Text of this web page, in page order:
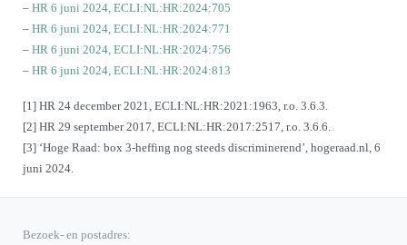
– HR 6 juni 2024, ECLI:NL:HR:2024:705
– HR 6 juni 2024, ECLI:NL:HR:2024:771
– HR 6 juni 2024, ECLI:NL:HR:2024:756
– HR 6 juni 2024, ECLI:NL:HR:2024:813
[1] HR 24 december 2021, ECLI:NL:HR:2021:1963, r.o. 3.6.3.
[2] HR 29 september 2017, ECLI:NL:HR:2017:2517, r.o. 3.6.6.
[3] ‘Hoge Raad: box 3-heffing nog steeds discriminerend’, hogeraad.nl, 6
juni 2024.
Bezoek- en postadres: